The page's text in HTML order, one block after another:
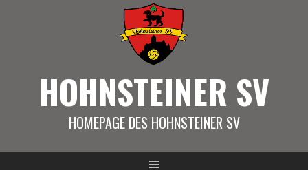
HOHNSTEINER SV
HOMEPAGE DES HOHNSTEINER SV